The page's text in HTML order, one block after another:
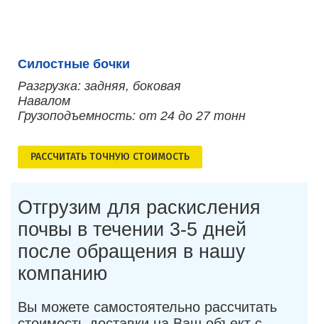
Силостные бочки
Разгрузка: задняя, боковая
Навалом
Грузоподъемность: от 24 до 27 тонн
РАСCЧИТАТЬ ТОЧНУЮ СТОИМОСТЬ
Отгрузим для раскисления
почвы в течении 3-5 дней
после обращения в нашу
компанию
Вы можете самостоятельно рассчитать